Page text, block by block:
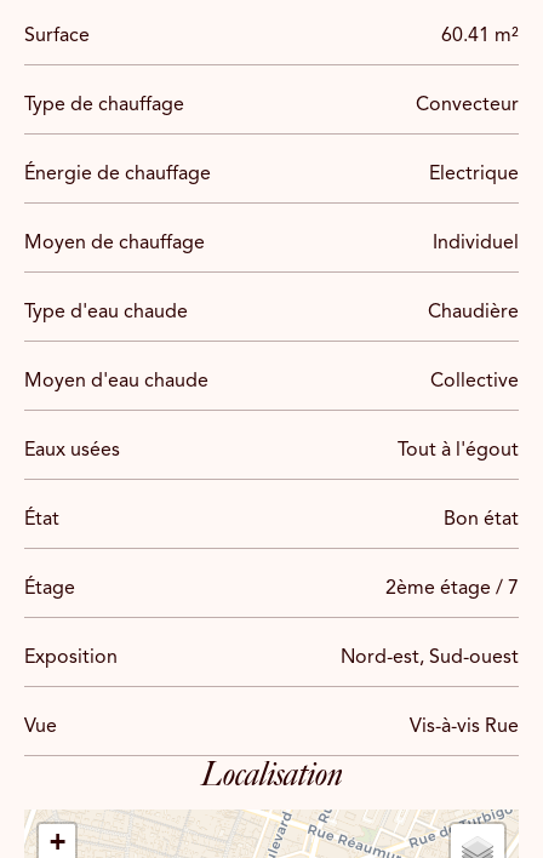
La Rue des Gravilliers, l'une des plus vieilles de Paris,
Du célèbre restaurant le 404, au Derrière, en passant
par de jolis coffee shop ainsi que des galeries d'art.
Surface 60.41 m²
Type de chauffage Convecteur
Énergie de chauffage Electrique
Moyen de chauffage Individuel
Type d'eau chaude Chaudière
Moyen d'eau chaude Collective
Eaux usées Tout à l'égout
État Bon état
Étage 2ème étage / 7
Exposition Nord-est, Sud-ouest
Vue Vis-à-vis Rue
Localisation
+